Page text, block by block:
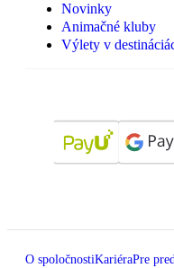
Novinky
Animačné kluby
Výlety v
O spoločnostiKariéraPre